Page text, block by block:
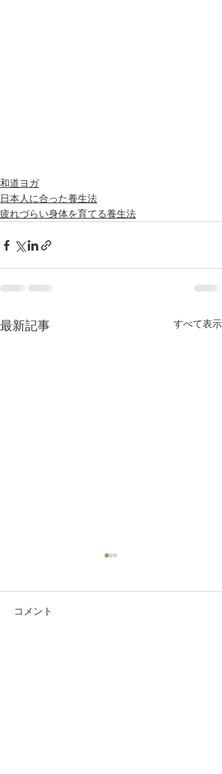
和道ヨガ
日本人に合った養生法
疲れづらい身体を育てる養生法
最新記事 すべて表示
コメント